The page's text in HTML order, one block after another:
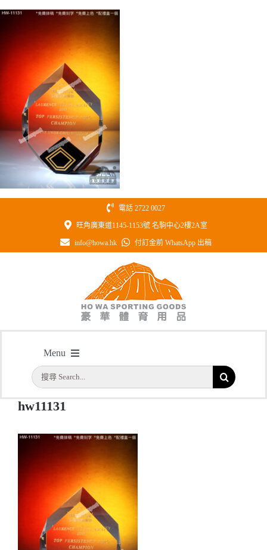
Skip
content
電話 2722 0027
旺角廣東道1145-1153號 名駒中心2樓2A室
info@howa.hk 付訂金前 WhatsApp 出稿
Menu
首頁
一天快取
實用系列
水晶獎座
搜
索
結
/ 型號: HW11131 尖形全透明紀念水晶連黑水晶底座
hw11131